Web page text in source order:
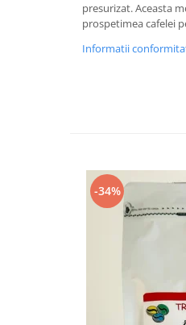
presurizat. Aceasta
prospetimea cafelei
Informatii
-34%